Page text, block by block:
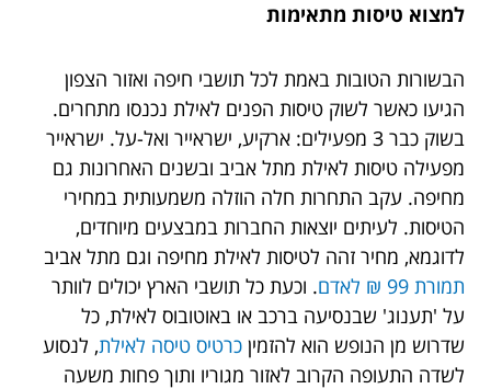
למצוא טיסות מתאימות
הבשורות הטובות באמת לכל תושבי חיפה ואזור הצפון
הגיעו כאשר לשוק טיסות הפנים לאילת נכנסו מתחרים.
בשוק כבר 3 מפעילים: ארקיע, ישראייר ואל-על. ישראייר
מפעילה טיסות לאילת מתל אביב ובשנים האחרונות גם
מחיפה. עקב התחרות חלה הוזלה משמעותית במחירי
הטיסות. לעיתים יוצאות החברות במבצעים מיוחדים,
לדוגמא, מחיר זהה לטיסות לאילת מחיפה וגם מתל אביב
תמורת 99 ₪ לאדם
. וכעת כל תושבי הארץ יכולים לוותר
על 'תענוג' שבנסיעה ברכב או באוטובוס לאילת, כל
שדרוש מן הנופש הוא להזמין כרטיס טיסה לאילת, לנסוע
לשדה התעופה הקרוב לאזור מגוריו ותוך פחות משעה